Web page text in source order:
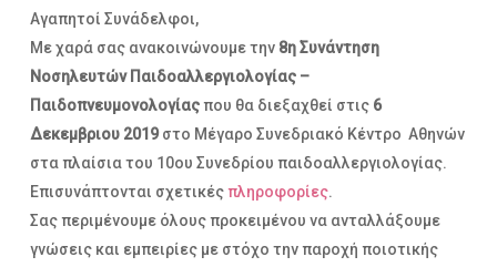
Αγαπητοί Συνάδελφοι,
Με χαρά σας ανακοινώνουμε την8η Συνάντηση
Νοσηλευτών Παιδοαλλεργιολογίας –
Παιδοπνευμονολογίαςπου θα διεξαχθεί στις6
Δεκεμβριου 2019στο Μέγαρο Συνεδριακό Κέντρο Αθηνών
στα πλαίσια του 10ου Συνεδρίου παιδοαλλεργιολογίας.
Επισυνάπτονται σχετικέςπληροφορίες.
Σας περιμένουμε όλους προκειμένου να ανταλλάξουμε
γνώσεις και εμπειρίες με στόχο την παροχή ποιοτικής